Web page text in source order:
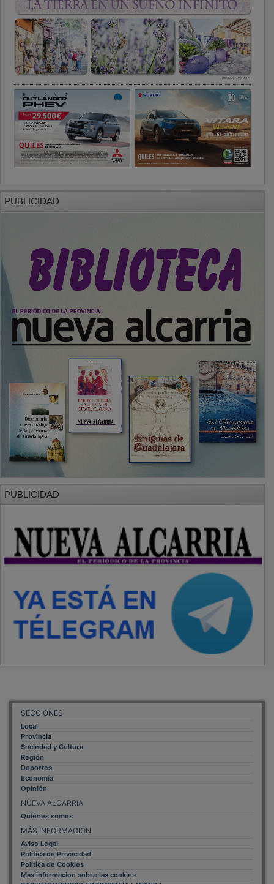
PUBLICIDAD
PUBLICIDAD
SECCIONES
Local
Provincia
Sociedad y Cultura
Región
Deportes
Economía
Opinión
NUEVA ALCARRIA
Quiénes somos
MÁS INFORMACIÓN
Aviso Legal
Política de Privacidad
Politica de Cookies
Mas informacion sobre las cookies